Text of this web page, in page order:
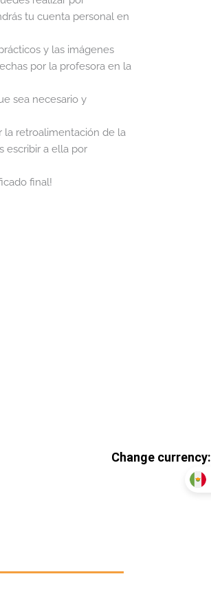
tu cuenta personal en
y las imágenes
por la profesora en la
sea necesario y
la retroalimentación de la
escribir a ella por
final!